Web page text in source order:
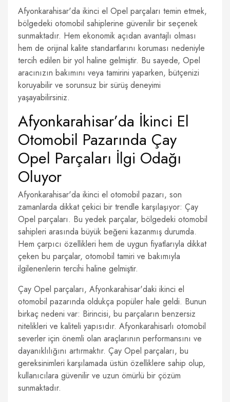
Afyonkarahisar'da ikinci el Opel parçaları temin etmek,
bölgedeki otomobil sahiplerine güvenilir bir seçenek
sunmaktadır. Hem ekonomik açıdan avantajlı olması
hem de orijinal kalite standartlarını koruması nedeniyle
tercih edilen bir yol haline gelmiştir. Bu sayede, Opel
aracınızın bakımını veya tamirini yaparken, bütçenizi
koruyabilir ve sorunsuz bir sürüş deneyimi
yaşayabilirsiniz.
Afyonkarahisar’da İkinci El
Otomobil Pazarında Çay
Opel Parçaları İlgi Odağı
Oluyor
Afyonkarahisar'da ikinci el otomobil pazarı, son
zamanlarda dikkat çekici bir trendle karşılaşıyor: Çay
Opel parçaları. Bu yedek parçalar, bölgedeki otomobil
sahipleri arasında büyük beğeni kazanmış durumda.
Hem çarpıcı özellikleri hem de uygun fiyatlarıyla dikkat
çeken bu parçalar, otomobil tamiri ve bakımıyla
ilgilenenlerin tercihi haline gelmiştir.
Çay Opel parçaları, Afyonkarahisar'daki ikinci el
otomobil pazarında oldukça popüler hale geldi. Bunun
birkaç nedeni var: Birincisi, bu parçaların benzersiz
nitelikleri ve kaliteli yapısıdır. Afyonkarahisarlı otomobil
severler için önemli olan araçlarının performansını ve
dayanıklılığını artırmaktır. Çay Opel parçaları, bu
gereksinimleri karşılamada üstün özelliklere sahip olup,
kullanıcılara güvenilir ve uzun ömürlü bir çözüm
sunmaktadır.